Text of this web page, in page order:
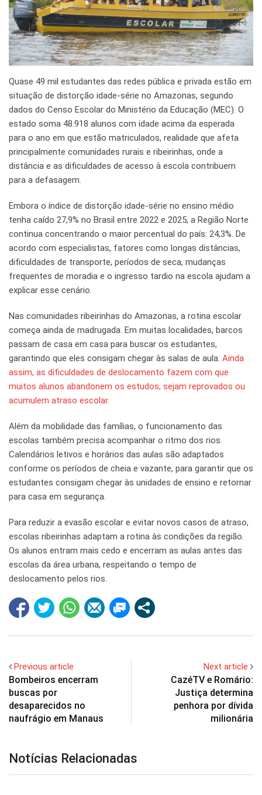
Quase 49 mil estudantes das redes pública e privada estão em
situação de distorção idade-série no Amazonas, segundo
dados do Censo Escolar do Ministério da Educação (MEC). O
estado soma 48.918 alunos com idade acima da esperada
para o ano em que estão matriculados, realidade que afeta
principalmente comunidades rurais e ribeirinhas, onde a
distância e as dificuldades de acesso à escola contribuem
para a defasagem.
Embora o índice de distorção idade-série no ensino médio
tenha caído 27,9% no Brasil entre 2022 e 2025, a Região Norte
continua concentrando o maior percentual do país: 24,3%. De
acordo com especialistas, fatores como longas distâncias,
dificuldades de transporte, períodos de seca, mudanças
frequentes de moradia e o ingresso tardio na escola ajudam a
explicar esse cenário.
Nas comunidades ribeirinhas do Amazonas, a rotina escolar
começa ainda de madrugada. Em muitas localidades, barcos
passam de casa em casa para buscar os estudantes,
garantindo que eles consigam chegar às salas de aula. Ainda
assim, as dificuldades de deslocamento fazem com que
muitos alunos abandonem os estudos, sejam reprovados ou
acumulem atraso escolar.
Além da mobilidade das famílias, o funcionamento das
escolas também precisa acompanhar o ritmo dos rios.
Calendários letivos e horários das aulas são adaptados
conforme os períodos de cheia e vazante, para garantir que os
estudantes consigam chegar às unidades de ensino e retornar
para casa em segurança.
Para reduzir a evasão escolar e evitar novos casos de atraso,
escolas ribeirinhas adaptam a rotina às condições da região.
Os alunos entram mais cedo e encerram as aulas antes das
escolas da área urbana, respeitando o tempo de
deslocamento pelos rios.
Previous article
Bombeiros encerram
buscas por
desaparecidos no
naufrágio em Manaus
Next article
CazéTV e Romário:
Justiça determina
penhora por dívida
milionária
Notícias Relacionadas